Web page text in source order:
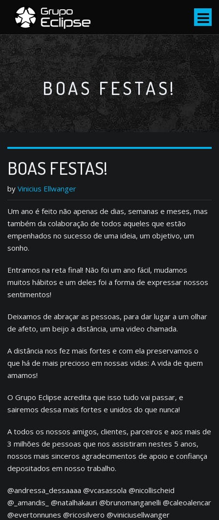
p
t
o
c
o
n
t
e
BOAS FESTAS!
BOAS FESTAS!
by Vinicius Ellwanger
Um ano é feito não apenas de dias, semanas e meses, mas
também da colaboração de todos aqueles que estão
empenhados no sucesso de uma ideia, um objetivo, um
sonho.
Entramos na reta final! Não foi um ano fácil, mudamos
muitos hábitos e um deles foi a forma de expressar nossos
sentimentos!
Deixamos de abraçar as pessoas, para dar lugar a um olhar
de afeto, um beijo a distância, uma video chamada.
A distância nos fez mais fortes e com ela preservamos o
que há de mais precioso em nossas vidas: A vida de quem
amamos!
O Grupo Eclipse acredita que isso tudo vai passar, e
sairemos dessa mais fortes e unidos do que nunca!
A todos os nossos amigos, clientes, parceiros e aos mais de
3 milhões de pessoas que nos assistiram nestes 5 anos,
nossos mais sinceros agradecimentos de apoio e confiança
depositados em nosso trabalho.
@andressa_dessaaaa @vcasassola @nicollischeid
@_amandis_ @natalhakauri @brunomanganelli @caleoalencar
@evertonnunes @ricosilvero @viniciusellwanger